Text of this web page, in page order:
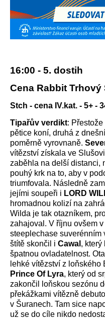
16:00 - 5. dostih
Cena Rabbit Trhový
Stch - cena IV.kat. - 5+ -
Tipařův verdikt:
pětice koní, druhá z
poměrně vyrovnaně.
vítězství získala ve
zaběhla na delší distanci,
pouhý krk na to, aby v
triumfovala. Následně
jejími soupeři i LORD
hromadnou kolizí na
Wilda je tak otazníkem,
zahajoval. V říjnu ovšem
steeplechase suverénním
štítě skončil i Cawal , který
špatnou ovladatelnost.
lehké vítězství z loňského
Prince Of Lyra, který od
zakončil loňskou sezónu
překážkami vítězně
v Šuranech. Tam sice
už se do cíle nikdo